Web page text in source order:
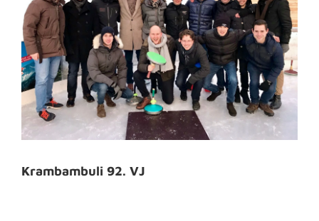
Krambambuli 92. VJ